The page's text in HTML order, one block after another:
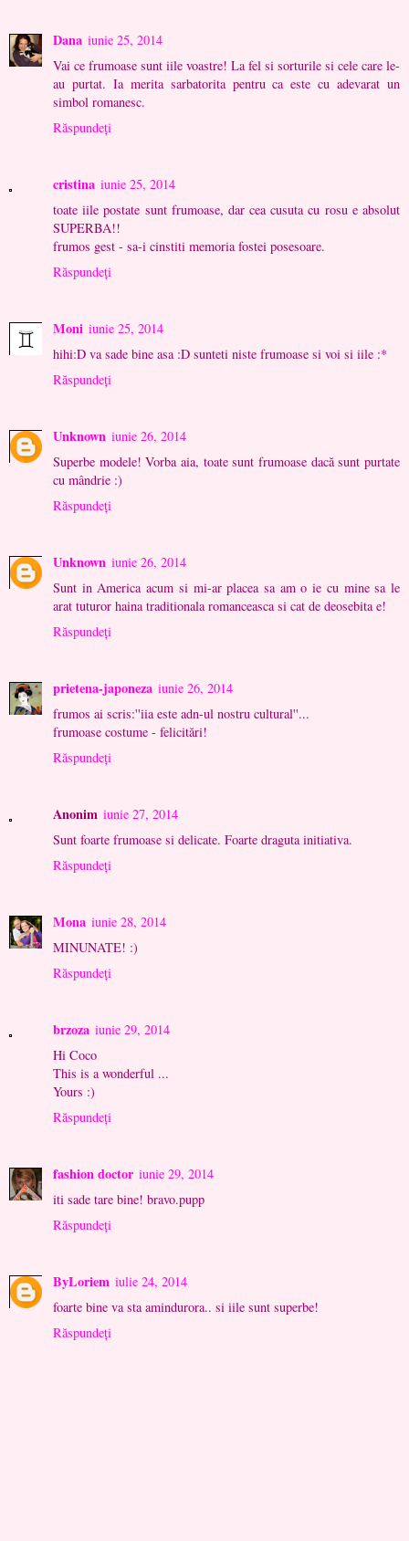
Dana iunie 25, 2014
Vai ce frumoase sunt iile voastre! La fel si sorturile si cele care le-
au purtat. Ia merita sarbatorita pentru ca este cu adevarat un
simbol romanesc.
Răspundeți
cristina iunie 25, 2014
toate iile postate sunt frumoase, dar cea cusuta cu rosu e absolut
SUPERBA!!
frumos gest - sa-i cinstiti memoria fostei posesoare.
Răspundeți
Moni iunie 25, 2014
hihi:D va sade bine asa :D sunteti niste frumoase si voi si iile :*
Răspundeți
Unknown iunie 26, 2014
Superbe modele! Vorba aia, toate sunt frumoase dacă sunt purtate
cu mândrie :)
Răspundeți
Unknown iunie 26, 2014
Sunt in America acum si mi-ar placea sa am o ie cu mine sa le
arat tuturor haina traditionala romanceasca si cat de deosebita e!
Răspundeți
prietena-japoneza iunie 26, 2014
frumos ai scris:''iia este adn-ul nostru cultural''...
frumoase costume - felicitări!
Răspundeți
Anonim iunie 27, 2014
Sunt foarte frumoase si delicate. Foarte draguta initiativa.
Răspundeți
Mona iunie 28, 2014
MINUNATE! :)
Răspundeți
brzoza iunie 29, 2014
Hi Coco
This is a wonderful ...
Yours :)
Răspundeți
fashion doctor iunie 29, 2014
iti sade tare bine! bravo.pupp
Răspundeți
ByLoriem iulie 24, 2014
foarte bine va sta amindurora.. si iile sunt superbe!
Răspundeți